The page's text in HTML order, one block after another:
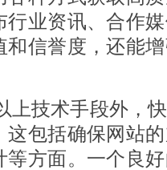
行业资讯、合作
和信誉度，还能
上技术手段外，
这包括确保网站
等方面。一个良